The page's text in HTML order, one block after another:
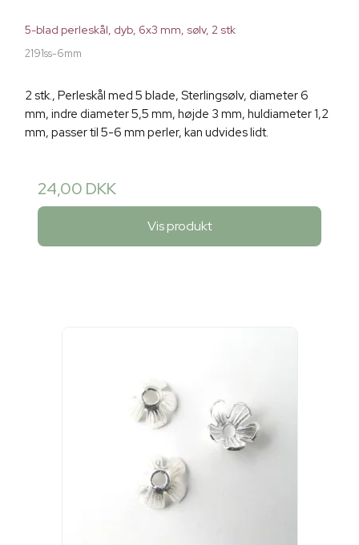
5-blad perleskål, dyb, 6x3 mm, sølv, 2 stk
2191ss-6mm
2 stk., Perleskål med 5 blade, Sterlingsølv, diameter 6
mm, indre diameter 5,5 mm, højde 3 mm, huldiameter 1,2
mm, passer til 5-6 mm perler, kan udvides lidt.
24,00 DKK
Vis produkt